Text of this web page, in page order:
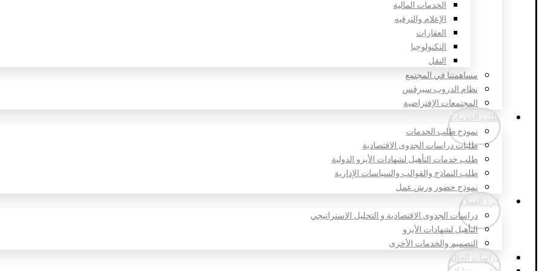
الخدمات المالية
الإعلام والترفيه
العقارات
التكنولوجيا
النقل
مساهمتنا في المجتمع
نظام الدروب سيرفس
المجتمعات الإفتراضية
طلب الخدمات
نموذج طلب الخدمات
طلبات دراسات الجدوى الاقتصادية
طلب خدمات التأهيل لشهادات الأيزو الدولية
طلب النماذج والقوالب والسياسات الإدارية
نموذج حضور ورش عمل
أبرز العملاء
دراسات الجدوى الاقتصادية و التحليل الاستراتيجي
التأهيل لشهادات الأيزو
التصميم والخدمات الأخرى
دراسات الحالة